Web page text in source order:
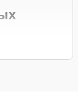
предлагаются